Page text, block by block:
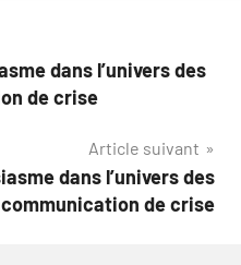
dans l’univers des
de crise
Article suivant
dans l’univers des
de crise